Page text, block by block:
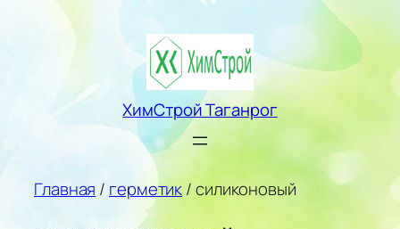
Перейти
ХимСтрой Таганрог
Главная / герметик/ силиконовый